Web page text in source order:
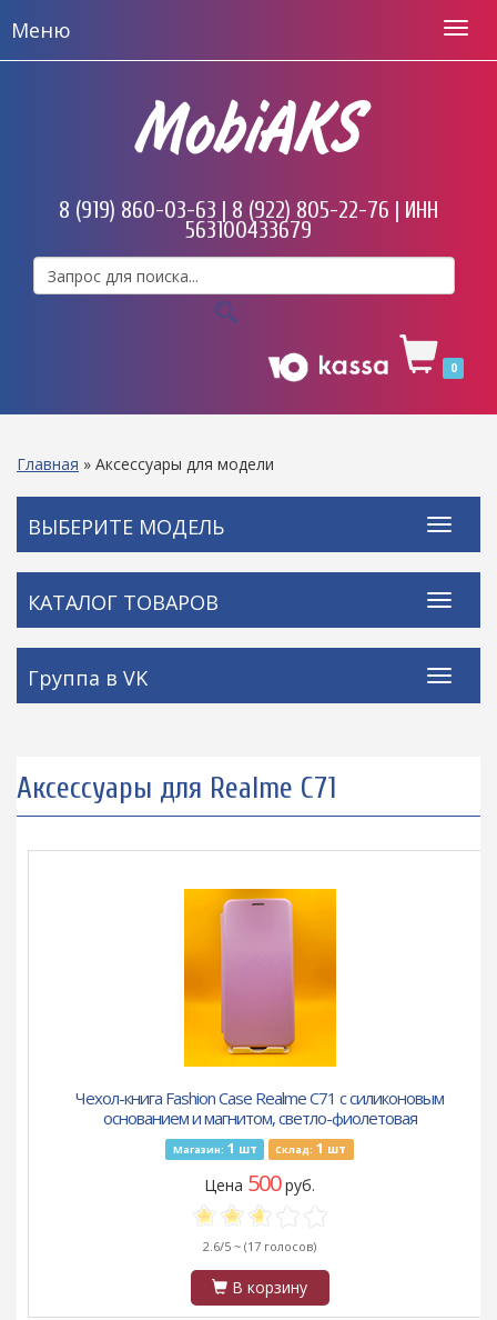
Меню
MobiAKS
8 (919) 860-03-63 | 8 (922) 805-22-76 | ИНН
563100433679
0
Главная » Аксессуары для модели
ВЫБЕРИТЕ МОДЕЛЬ
КАТАЛОГ ТОВАРОВ
Группа в VK
Аксессуары для Realme C71
Чехол-книга Fashion Case Realme C71 с силиконовым
основанием и магнитом, светло-фиолетовая
Магазин: 1 шт Склад: 1 шт
Цена 500руб.
2.6/5 ~ (17 голосов)
В корзину